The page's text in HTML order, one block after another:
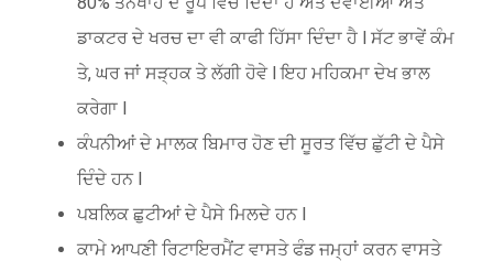
ਡਾਕਟਰ ਦੇ ਖਰਚ ਦਾ ਵੀ ਕਾਫੀ ਹਿੱਸਾ ਦਿੰਦਾ ਹੈ l ਸੱਟ ਭਾਵੇਂ ਕੰਮ
ਤੇ, ਘਰ ਜਾਂ ਸੜ੍ਹਕ ਤੇ ਲੱਗੀ ਹੋਵੇ l ਇਹ ਮਹਿਕਮਾ ਦੇਖ ਭਾਲ
ਕਰੇਗਾ l
ਕੰਪਨੀਆਂ ਦੇ ਮਾਲਕ ਬਿਮਾਰ ਹੋਣ ਦੀ ਸੂਰਤ ਵਿੱਚ ਛੁੱਟੀ ਦੇ ਪੈਸੇ
ਦਿੰਦੇ ਹਨ l
ਪਬਲਿਕ ਛੁਟੀਆਂ ਦੇ ਪੈਸੇ ਮਿਲਦੇ ਹਨ l
ਕਾਮੇ ਆਪਣੀ ਰਿਟਾਇਰਮੈਂਟ ਵਾਸਤੇ ਫੰਡ ਜਮ੍ਹਾਂ ਕਰਨ ਵਾਸਤੇ